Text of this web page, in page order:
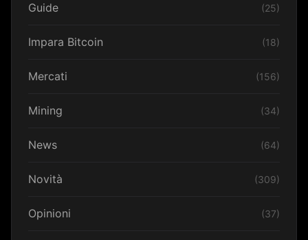
Guide (25)
Impara Bitcoin (18)
Mercati (156)
Mining (34)
News (64)
Novità (309)
Opinioni (37)